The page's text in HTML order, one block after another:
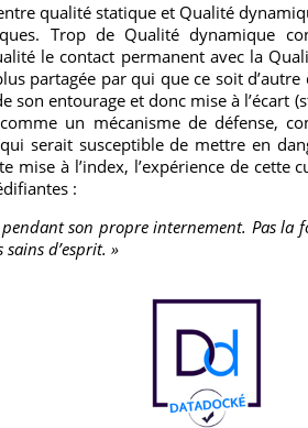
qualité statique et Qualité
Trop de Qualité dynamique
le contact permanent avec la
partagée par qui que ce soit
son entourage et donc mise à l’écart
un mécanisme de défense,
serait susceptible de mettre en
mise à l’index, l’expérience de cette
:
son propre internement. Pas la
d’esprit. »